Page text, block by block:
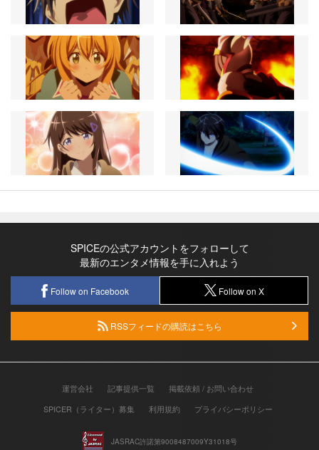
SPICEの公式アカウントをフォローして
最新のエンタメ情報を手に入れよう
Follow on Facebook Follow on X
RSSフィードの購読はこちら
運営会社 記事提供一覧
掲載依頼 / お問い合わせ
SPICER（ライター）募集
利用規約 プライバシーポリシー
JASRAC許諾第9008487009Y31018号